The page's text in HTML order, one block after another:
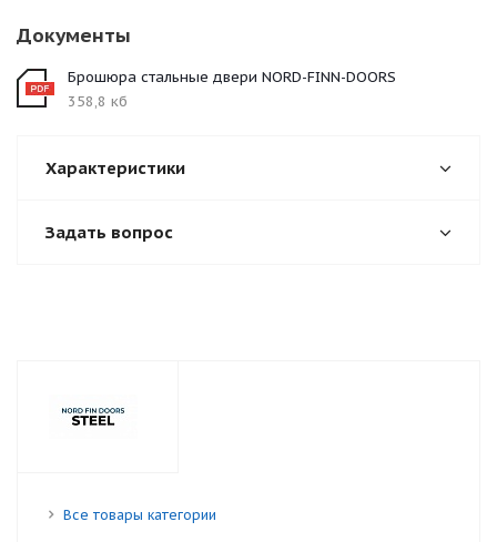
Документы
Брошюра стальные двери NORD-FINN-DOORS
358,8 кб
Характеристики
Задать вопрос
Все товары категории